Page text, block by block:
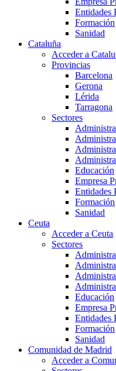
Entidades
Formación
Sanidad
Cataluña
Acceder a
Provincias
Barcelona
Gerona
Lérida
Tarragona
Sectores
Educación
Empresa
Entidades
Formación
Sanidad
Ceuta
Acceder a Ceuta
Sectores
Educación
Empresa
Entidades
Formación
Sanidad
Comunidad de Madrid
Acceder a